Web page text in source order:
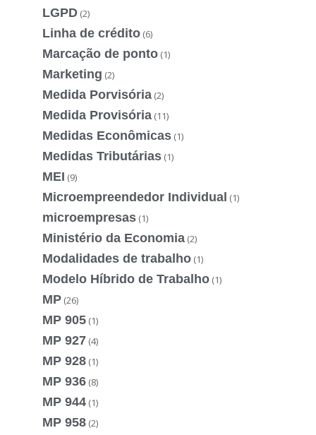
LGPD (2)
Linha de crédito (6)
Marcação de ponto (1)
Marketing (2)
Medida Porvisória (2)
Medida Provisória (11)
Medidas Econômicas (1)
Medidas Tributárias (1)
MEI (9)
Microempreendedor Individual (1)
microempresas (1)
Ministério da Economia (2)
Modalidades de trabalho (1)
Modelo Híbrido de Trabalho (1)
MP (26)
MP 905 (1)
MP 927 (4)
MP 928 (1)
MP 936 (8)
MP 944 (1)
MP 958 (2)